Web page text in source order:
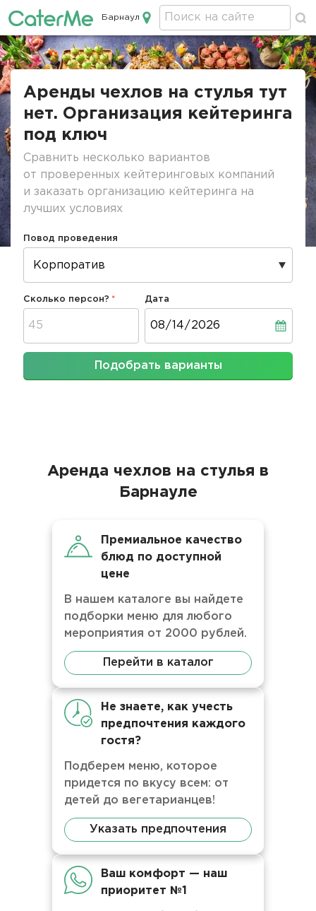
Кейтеринг в Барнауле
Барнаул
Строка
Аренды чехлов на стулья тут
нет. Организация кейтеринга
под ключ
Сравнить несколько вариантов
от проверенных кейтеринговых компаний
и заказать организацию кейтеринга на
лучших условиях
Повод проведения
Сколько персон? Дата
Подобрать варианты
Аренда чехлов на стулья в
Барнауле
Премиальное качество
блюд по доступной
цене
В нашем каталоге вы найдете
подборки меню для любого
мероприятия от 2000 рублей.
Перейти в каталог
Не знаете, как учесть
предпочтения каждого
гостя?
Подберем меню, которое
придется по вкусу всем: от
детей до вегетарианцев!
Указать предпочтения
Ваш комфорт — наш
приоритет №1